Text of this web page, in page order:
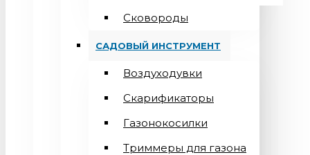
Сковороды
САДОВЫЙ ИНСТРУМЕНТ
Воздуходувки
Скарификаторы
Газонокосилки
Триммеры для газона